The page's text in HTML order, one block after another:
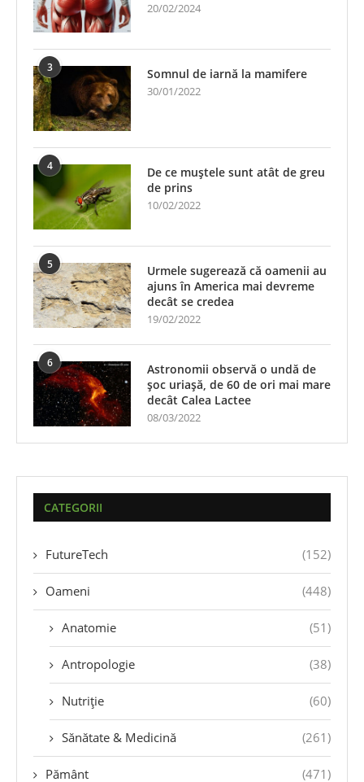
20/02/2024
3 Somnul de iarnă la mamifere
30/01/2022
4
De ce muștele sunt atât de greu
de prins
10/02/2022
5
Urmele sugerează că oamenii au
ajuns în America mai devreme
decât se credea
19/02/2022
6
Astronomii observă o undă de
șoc uriașă, de 60 de ori mai mare
decât Calea Lactee
08/03/2022
CATEGORII
FutureTech (152)
Oameni (448)
Anatomie (51)
Antropologie (38)
Nutriție (60)
Sănătate & Medicină (261)
Pământ (471)